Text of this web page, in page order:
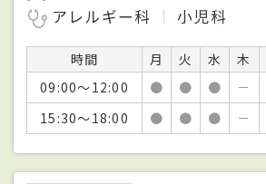
アレルギー科
小児科
時間 月 火 水 木
09:00～12:00
● ● ● －
15:30～18:00
● ● ● －